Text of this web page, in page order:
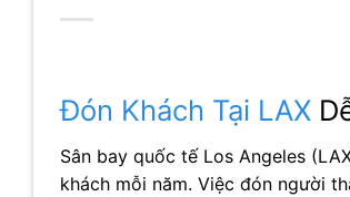
Đón Khách Tại LAX
Sân bay quốc tế Los Angeles
khách mỗi năm. Việc đón người